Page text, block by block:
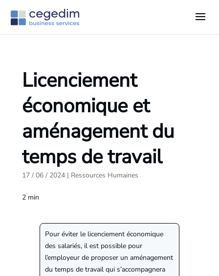
Licenciement
économique et
aménagement du
temps de travail
17 / 06 / 2024| Ressources Humaines
2 min
Pour éviter le licenciement économique
des salariés, il est possible pour
l’employeur de proposer un aménagement
du temps de travail qui s’accompagnera